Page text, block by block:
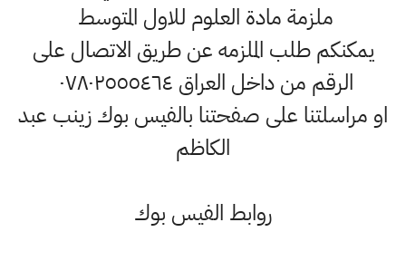
ملزمة مادة العلوم للاول المتوسط
يمكنكم طلب الملزمه عن طريق الاتصال على
الرقم من داخل العراق ٠٧٨٠٢٥٥٥٤٦٤
او مراسلتنا على صفحتنا بالفيس بوك زينب عبد
الكاظم
روابط الفيس بوك